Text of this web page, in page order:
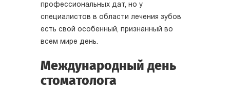
профессиональных дат, но у
специалистов в области лечения зубов
есть свой особенный, признанный во
всем мире день.
Международный день
стоматолога